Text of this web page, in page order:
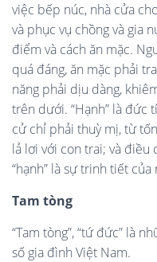
việc bếp núc, nhà cửa
và phục vụ chồng và gia
điểm và cách ăn mặc.
quá đáng, ăn mặc phải
năng phải dịu dàng,
trên dưới. “Hạnh” là đức
cử chỉ phải thuỳ mị, từ
lả lơi với con trai; và điều
“hạnh” là sự trinh tiết của
Tam tòng
“Tam tòng”, “tứ đức” là
số gia đình Việt Nam.